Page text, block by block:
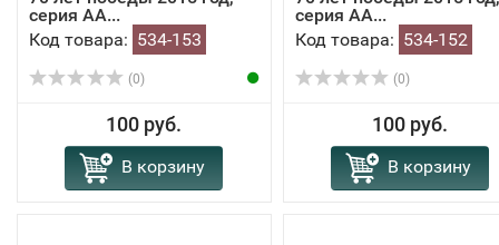
серия АА...
Код товара: 534-153
(0)
100 руб.
В корзину
серия АА...
Код товара: 534-152
(0)
100 руб.
В корзину